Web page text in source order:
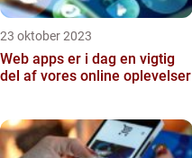
23 oktober 2023
Web apps er i dag en vigtig
del af vores online oplevelser